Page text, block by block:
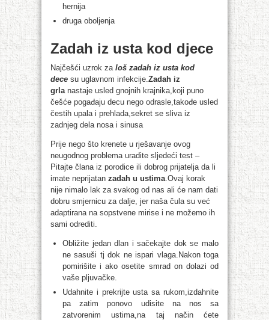
hernija
druga oboljenja
Zadah iz usta kod djece
Najčešći uzrok za loš zadah iz usta kod
dece su uglavnom infekcije. Zadah iz
grla nastaje usled gnojnih krajnika,koji puno
češće pogađaju decu nego odrasle,takođe usled
čestih upala i prehlada,sekret se sliva iz
zadnjeg dela nosa i sinusa
Prije nego što krenete u rješavanje ovog
neugodnog problema uradite sljedeći test –
Pitajte člana iz porodice ili dobrog prijatelja da li
imate neprijatan zadah u ustima .Ovaj korak
nije nimalo lak za svakog od nas ali će nam dati
dobru smjernicu za dalje, jer naša čula su već
adaptirana na sopstvene mirise i ne možemo ih
sami odrediti.
Obližite jedan dlan i sačekajte dok se malo
ne sasuši tj dok ne ispari vlaga.Nakon toga
pomirišite i ako osetite smrad on dolazi od
vaše pljuvačke.
Udahnite i prekrijte usta sa rukom,izdahnite
pa zatim ponovo udisite na nos sa
zatvorenim ustima,na taj način ćete